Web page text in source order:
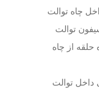
چاه توالت
توالت
حلقه از چاه
داخل توالت